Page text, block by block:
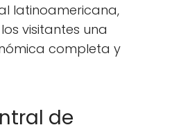
latinoamericana,
visitantes una
completa y
de